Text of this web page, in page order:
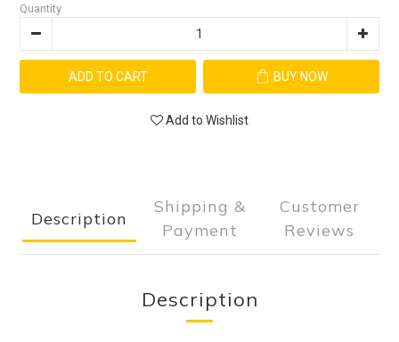
Quantity
ADD TO CART BUY NOW
Add to Wishlist
Description
Shipping &
Payment
Customer
Reviews
Description